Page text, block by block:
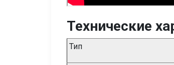
Технические
Тип